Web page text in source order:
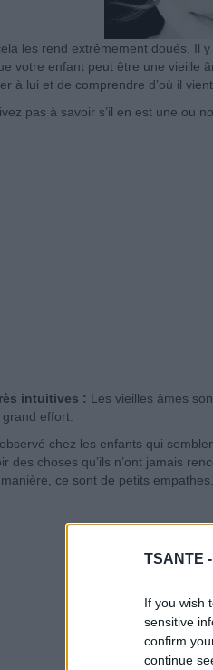
TSANTE
If you wish
sensitive
confirm
continue
les rend extrêmement doués. Il
votre enfant peut être une vieille
à lui et de comprendre d’où il
pas à savoir s’il en est une ou
intuitives : Les vieilles âmes
effort.
chez les enfants qui
des choses qu’ils n’ont jamais
manière, ce sont de petits empathes.